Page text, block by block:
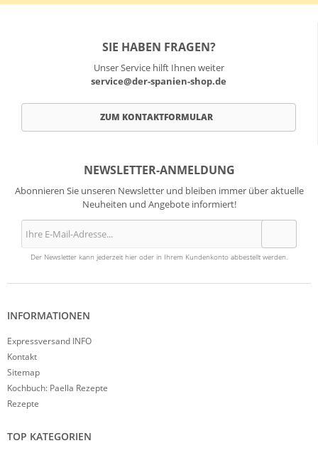
SIE HABEN FRAGEN?
Unser Service hilft Ihnen weiter
service@der-spanien-shop.de
ZUM KONTAKTFORMULAR
NEWSLETTER-ANMELDUNG
Abonnieren Sie unseren Newsletter und bleiben immer über aktuelle
Neuheiten und Angebote informiert!
Der Newsletter kann jederzeit hier oder in Ihrem Kundenkonto abbestellt werden.
INFORMATIONEN
Expressversand INFO
Kontakt
Sitemap
Kochbuch: Paella Rezepte
Rezepte
TOP KATEGORIEN